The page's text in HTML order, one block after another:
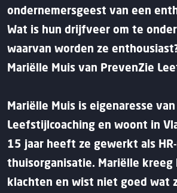
ondernemersgeest van een
Wat is hun drijfveer om te
waarvan worden ze
Mariëlle Muis van PrevenZie
Mariëlle Muis is eigenaresse
Leefstijlcoaching en woont in
15 jaar heeft ze gewerkt als
thuisorganisatie. Mariëlle kreeg
klachten en wist niet goed wat